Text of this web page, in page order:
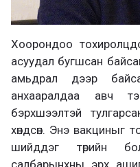
Хоорондоо
асуудал бугшсан
амьдрал дээр
анхааралдаа авч
бэрхшээлтэй
хөндсөн. Энэ вакциныг
шийддэг төрийн
салбарынхны эрх ашиг